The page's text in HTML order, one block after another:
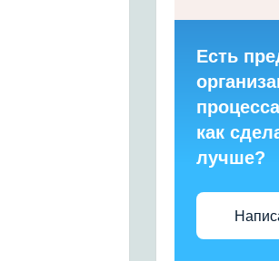
Есть
как
лучше?